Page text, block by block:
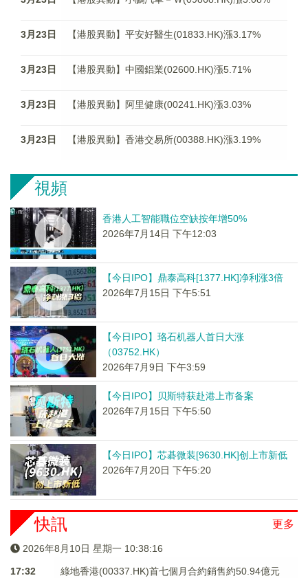
3月23日 【港股異動】平安好醫生(01833.HK)漲3.17%
3月23日 【港股異動】中國鋁業(02600.HK)漲5.71%
3月23日 【港股異動】阿里健康(00241.HK)漲3.03%
3月23日 【港股異動】香港交易所(00388.HK)漲3.19%
視頻
香港人工智能職位空缺按年增50%
2026年7月14日 下午12:03
【今日IPO】鼎泰高科[1377.HK]净利涨3倍
2026年7月15日 下午5:51
【今日IPO】珞石机器人首日大涨
（03752.HK）
2026年7月9日 下午3:59
【今日IPO】贝斯特获赴港上市备案
2026年7月15日 下午5:50
【今日IPO】芯碁微装[9630.HK]创上市新低
2026年7月20日 下午5:20
更多
快訊
2026年8月10日 星期一 10:38:16
17:32 綠地香港(00337.HK)首七個月合約銷售約50.94億元